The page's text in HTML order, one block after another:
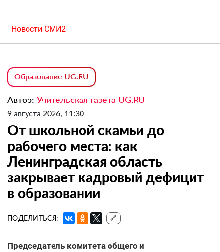
Новости СМИ2
Образование UG.RU
Автор: Учительская газета UG.RU
9 августа 2026, 11:30
От школьной скамьи до
рабочего места: как
Ленинградская область
закрывает кадровый дефицит
в образовании
ПОДЕЛИТЬСЯ: 🔗
Председатель комитета общего и